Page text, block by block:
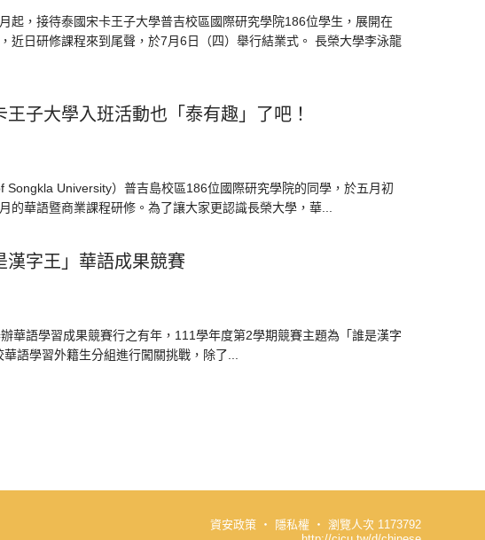
起，接待泰國宋卡王子大學普吉校區國際研究學院186位學生，展開在
近日研修課程來到尾聲，於7月6日（四）舉行結業式。 長榮大學李泳龍
子大學入班活動也「泰有趣」了吧！
Songkla University）普吉島校區186位國際研究學院的同學，於五月初
的華語暨商業課程研修。為了讓大家更認識長榮大學，華...
漢字王」華語成果競賽
習成果競賽行之有年，111學年度第2學期競賽主題為「誰是漢字
語學習外籍生分組進行闖關挑戰，除了...
資安政策 ‧ 隱私權 ‧ 瀏覽人次 1173792